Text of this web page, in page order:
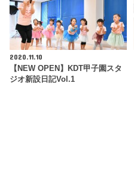
2020.11.10
【NEW OPEN】KDT甲子園スタ
ジオ新設日記Vol.1